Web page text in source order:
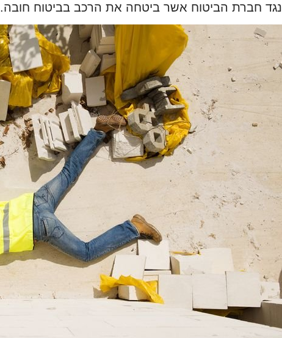
נגד חברת הביטוח אשר ביטחה את הרכב בביטוח חובה.